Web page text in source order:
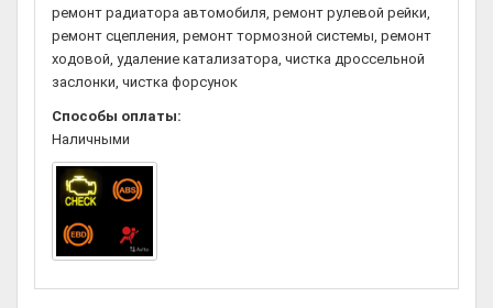
ремонт радиатора автомобиля, ремонт рулевой рейки,
ремонт сцепления, ремонт тормозной системы, ремонт
ходовой, удаление катализатора, чистка дроссельной
заслонки, чистка форсунок
Способы оплаты:
Наличными